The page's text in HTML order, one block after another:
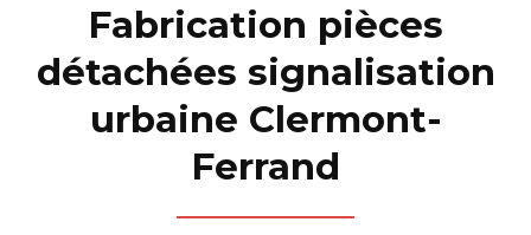
Fabrication pièces
détachées signalisation
urbaine Clermont-
Ferrand